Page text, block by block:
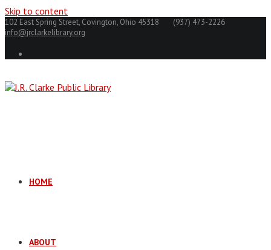
Skip to content
102 East Spring Street, Covington, Ohio 45318
(937) 473-2226
info@jrclarkelibrary.org
HOME
ABOUT